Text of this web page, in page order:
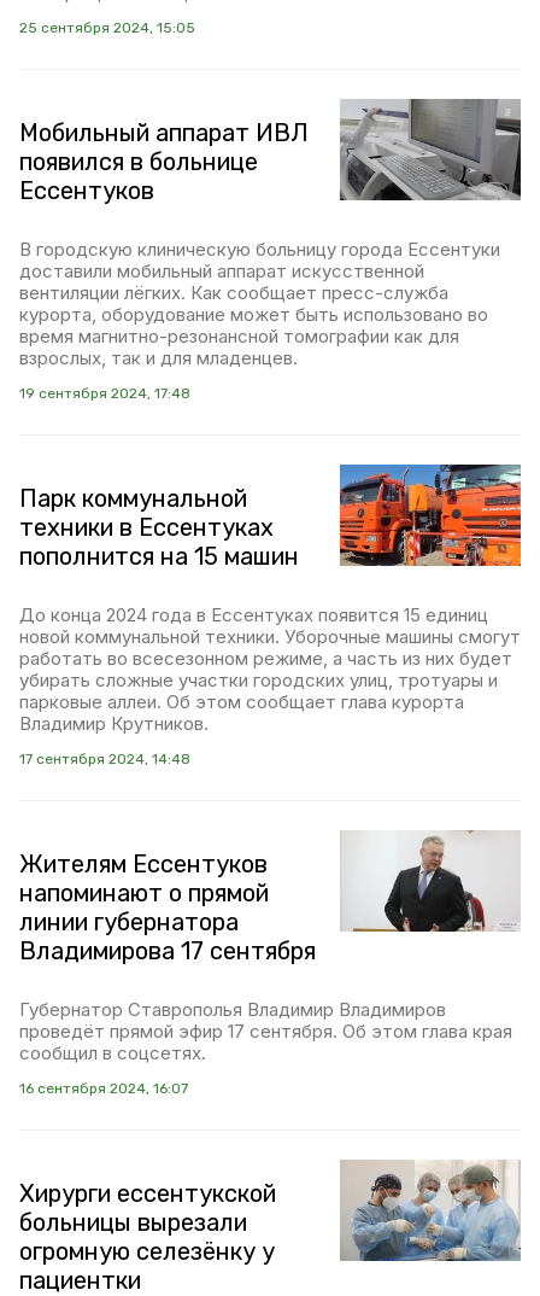
25 сентября 2024, 15:05
Мобильный аппарат ИВЛ
появился в больнице
Ессентуков
В городскую клиническую больницу города Ессентуки
доставили мобильный аппарат искусственной
вентиляции лёгких. Как сообщает пресс-служба
курорта, оборудование может быть использовано во
время магнитно-резонансной томографии как для
взрослых, так и для младенцев.
19 сентября 2024, 17:48
Парк коммунальной
техники в Ессентуках
пополнится на 15 машин
До конца 2024 года в Ессентуках появится 15 единиц
новой коммунальной техники. Уборочные машины смогут
работать во всесезонном режиме, а часть из них будет
убирать сложные участки городских улиц, тротуары и
парковые аллеи. Об этом сообщает глава курорта
Владимир Крутников.
17 сентября 2024, 14:48
Жителям Ессентуков
напоминают о прямой
линии губернатора
Владимирова 17 сентября
Губернатор Ставрополья Владимир Владимиров
проведёт прямой эфир 17 сентября. Об этом глава края
сообщил в соцсетях.
16 сентября 2024, 16:07
Хирурги ессентукской
больницы вырезали
огромную селезёнку у
пациентки